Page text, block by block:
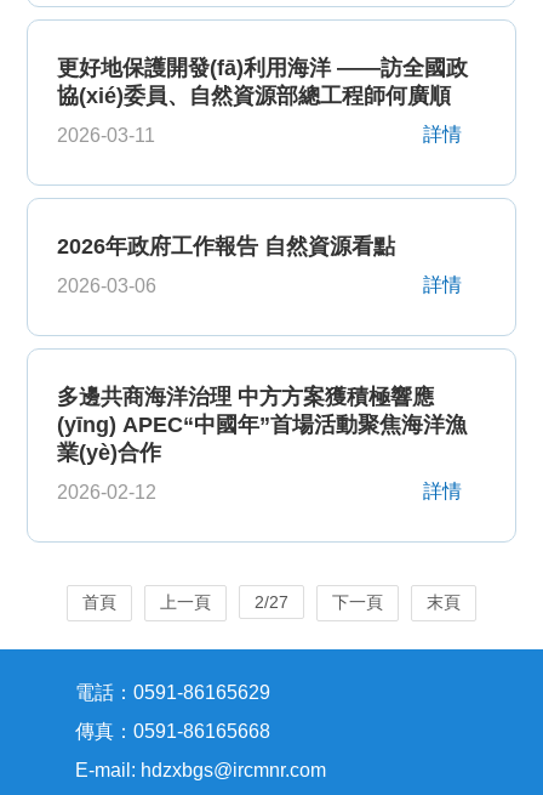
更好地保護開發(fā)利用海洋 ——訪全國政
協(xié)委員、自然資源部總工程師何廣順
2026-03-11 詳情
2026年政府工作報告 自然資源看點
2026-03-06 詳情
多邊共商海洋治理 中方方案獲積極響應
(yīng) APEC“中國年”首場活動聚焦海洋漁
業(yè)合作
2026-02-12 詳情
首頁 上一頁 2/27 下一頁 末頁
電話：0591-86165629
傳真：0591-86165668
E-mail: hdzxbgs@ircmnr.com